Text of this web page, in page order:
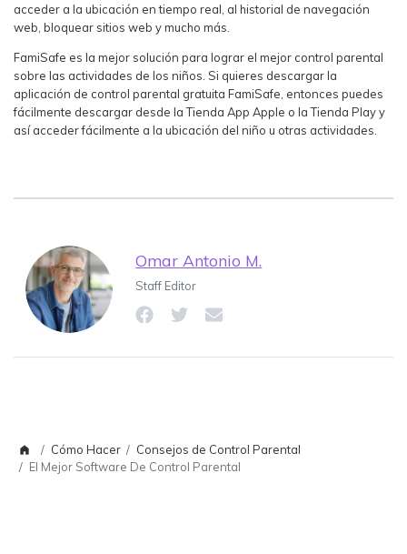
acceder a la ubicación en tiempo real, al historial de navegación
web, bloquear sitios web y mucho más.
FamiSafe es la mejor solución para lograr el mejor control parental
sobre las actividades de los niños. Si quieres descargar la
aplicación de control parental gratuita FamiSafe, entonces puedes
fácilmente descargar desde la Tienda App Apple o la Tienda Play y
así acceder fácilmente a la ubicación del niño u otras actividades.
Omar Antonio M.
Staff Editor
Cómo Hacer
Consejos de Control Parental
El Mejor Software De Control Parental